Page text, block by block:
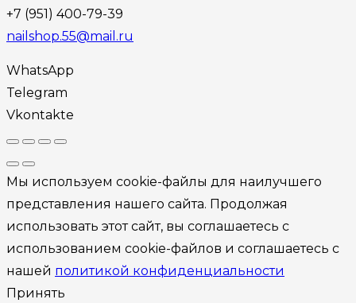
+7 (951) 400-79-39
nailshop.55@mail.ru
WhatsApp
Telegram
Vkontakte
Мы используем cookie-файлы для наилучшего
представления нашего сайта. Продолжая
использовать этот сайт, вы соглашаетесь с
использованием cookie-файлов и соглашаетесь с
нашей политикой конфиденциальности
Принять